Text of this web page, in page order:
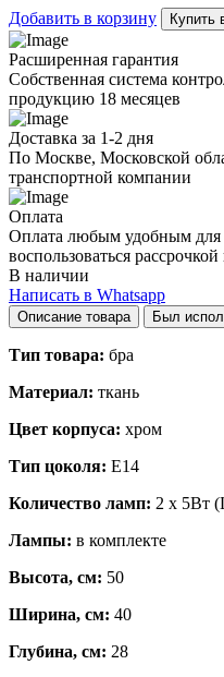
Добавить в корзину Купить
Расширенная гарантия
Собственная система
продукцию 18 месяцев
Доставка за 1-2 дня
По Москве, Московской
транспортной компании
Оплата
Оплата любым удобным для
воспользоваться
В наличии
Написать в Whatsapp
Описание товара Был
Тип товара: бра
Материал: ткань
Цвет корпуса: хром
Тип цоколя: E14
Количество ламп: 2 х 5Вт
Лампы: в комплекте
Высота, см: 50
Ширина, см: 40
Глубина, см: 28